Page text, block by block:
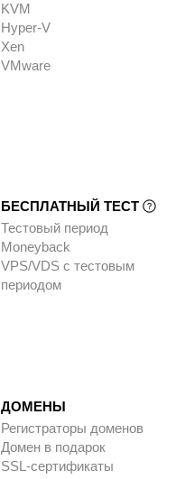
KVM
Hyper-V
Xen
VMware
БЕСПЛАТНЫЙ ТЕСТ
Тестовый период
Moneyback
VPS/VDS с тестовым
периодом
ДОМЕНЫ
Регистраторы доменов
Домен в подарок
SSL-сертификаты